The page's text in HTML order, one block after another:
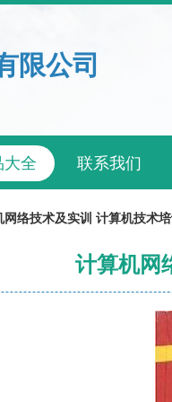
限公司
大全 联系我们
网络技术及实训 计算机技术
计算机网